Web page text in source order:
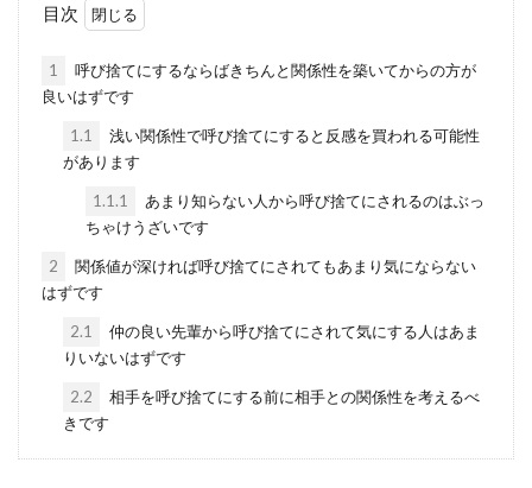
目次
1
呼び捨てにするならばきちんと関係性を築いてからの方が
良いはずです
1.1
浅い関係性で呼び捨てにすると反感を買われる可能性
があります
1.1.1
あまり知らない人から呼び捨てにされるのはぶっ
ちゃけうざいです
2
関係値が深ければ呼び捨てにされてもあまり気にならない
はずです
2.1
仲の良い先輩から呼び捨てにされて気にする人はあま
りいないはずです
2.2
相手を呼び捨てにする前に相手との関係性を考えるべ
きです